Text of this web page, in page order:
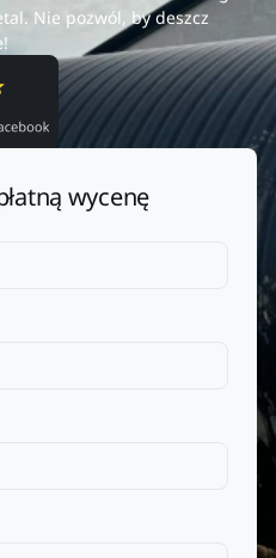
Nie pozwól, by deszcz
wycenę